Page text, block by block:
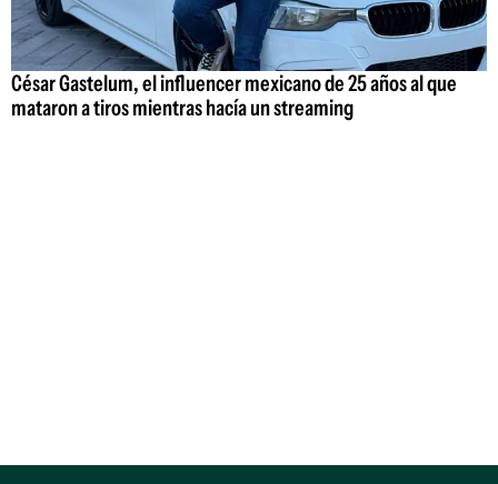
César Gastelum, el influencer mexicano de 25 años al que
mataron a tiros mientras hacía un streaming